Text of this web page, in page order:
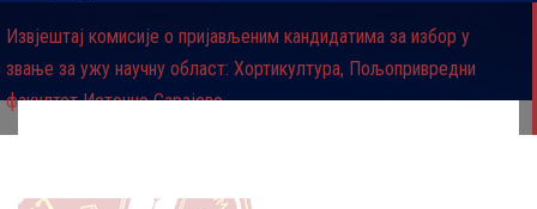
Извјештај комисије о пријављеним кандидатима за избор у
звање за ужу научну област: Хортикултура, Пољопривредни
факултет Источно Сарајево